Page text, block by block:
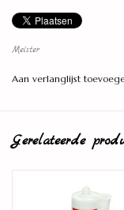
Landhuisdeel
Meister
Aan verlanglijst
Gerelateerde